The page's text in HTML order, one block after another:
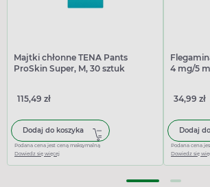
Majtki chłonne TENA Pants
ProSkin Super, M, 30 sztuk
115,49 zł
Dodaj do koszyka
Podana cena jest ceną maksymalną
Dowiedz się więcej
4 mg/5
34,99 zł
Dodaj
Podana cena
Dowiedz się